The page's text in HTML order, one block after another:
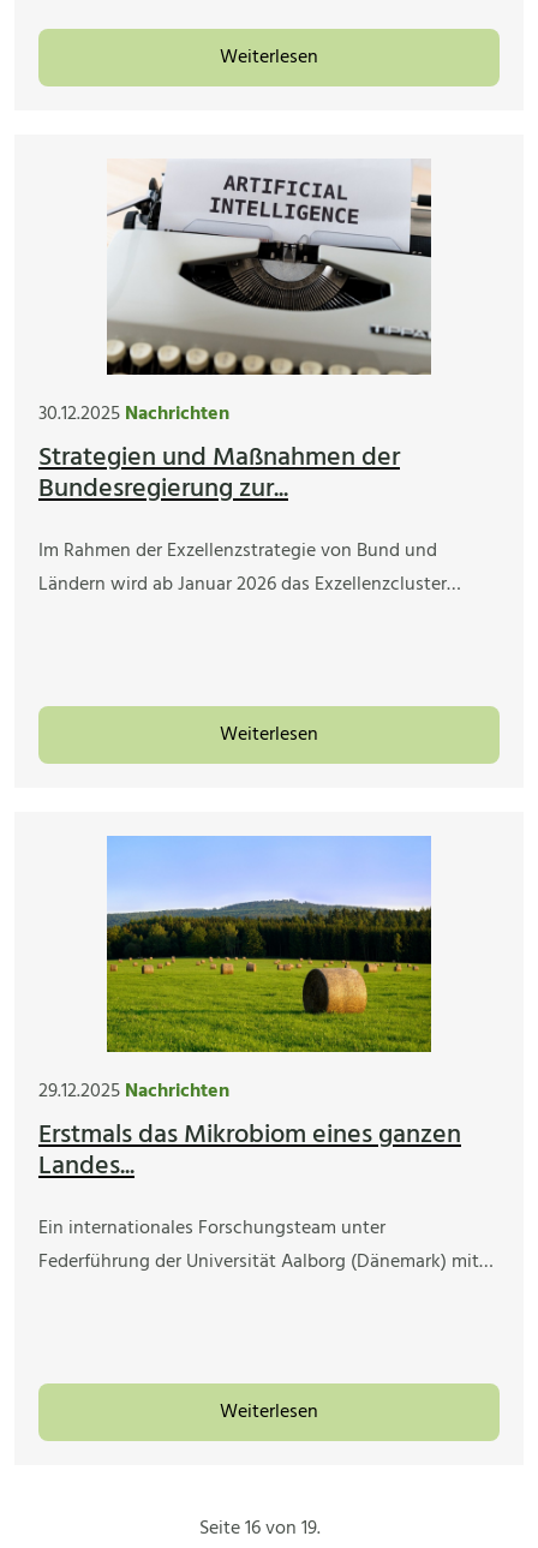
Weiterlesen
30.12.2025Nachrichten
Strategien und Maßnahmen der
Bundesregierung zur...
Im Rahmen der Exzellenzstrategie von Bund und
Ländern wird ab Januar 2026 das Exzellenzcluster…
Weiterlesen
29.12.2025Nachrichten
Erstmals das Mikrobiom eines ganzen
Landes...
Ein internationales Forschungsteam unter
Federführung der Universität Aalborg (Dänemark) mit…
Weiterlesen
Seite 16 von 19.